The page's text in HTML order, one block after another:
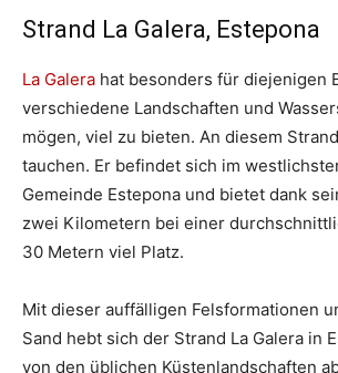
Strand La Galera, Estepona
La Galera hat besonders für diejenigen
verschiedene Landschaften und
mögen, viel zu bieten. An diesem
tauchen. Er befindet sich im
Gemeinde Estepona und bietet dank
zwei Kilometern bei einer
30 Metern viel Platz.
Mit dieser auffälligen Felsformationen
Sand hebt sich der Strand La Galera in
von den üblichen Küstenlandschaften